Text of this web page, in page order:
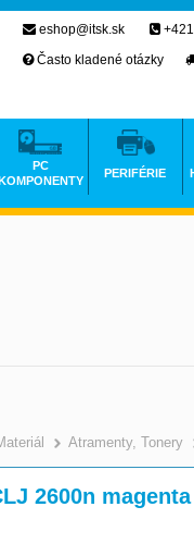
Atramenty, Tonery
2600n
eshop@itsk.sk
Často kladené otázky
PC
PERIFÉRIE